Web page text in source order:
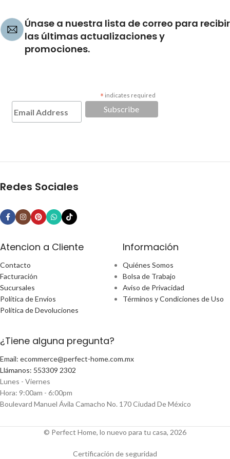
Únase a nuestra lista de correo para recibir
las últimas actualizaciones y
promociones.
* indicates required
Redes Sociales
Atencion a Cliente
Contacto
Facturación
Sucursales
Política de Envíos
Política de Devoluciones
Información
Quiénes Somos
Bolsa de Trabajo
Aviso de Privacidad
Términos y Condiciones de Uso
¿Tiene alguna pregunta?
Email: ecommerce@perfect-home.com.mx
Llámanos: 553309 2302
Lunes - Viernes
Hora: 9:00am - 6:00pm
Boulevard Manuel Ávila Camacho No. 170 Ciudad De México
© Perfect Home, lo nuevo para tu casa, 2026
Certificación de seguridad